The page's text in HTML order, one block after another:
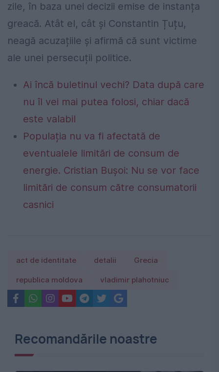
zile, în baza unei decizii emise de instanța
greacă. Atât el, cât și Constantin Țuțu,
neagă acuzațiile și afirmă că sunt victime
ale unei persecuții politice.
Ai încă buletinul vechi? Data după care
nu îl vei mai putea folosi, chiar dacă
este valabil
Populația nu va fi afectată de
eventualele limitări de consum de
energie. Cristian Bușoi: Nu se vor face
limitări de consum către consumatorii
casnici
act de identitate detalii Grecia
republica moldova vladimir plahotniuc
Recomandările noastre